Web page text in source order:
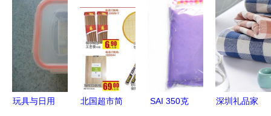
玩具与日用
北国超市简
SAI 350克
深圳礼品家